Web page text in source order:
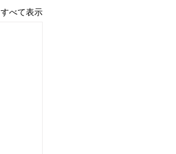
すべて表示